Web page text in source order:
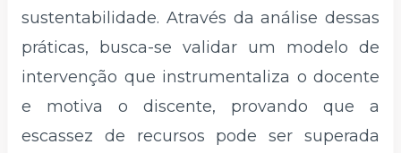
sustentabilidade. Através da análise dessas
práticas, busca-se validar um modelo de
intervenção que instrumentaliza o docente
e motiva o discente, provando que a
escassez de recursos pode ser superada